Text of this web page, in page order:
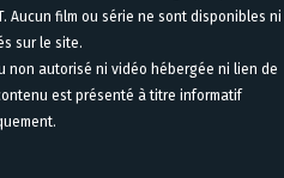
Aucun film ou série ne sont disponibles ni
sur le site.
non autorisé ni vidéo hébergée ni lien de
est présenté à titre informatif